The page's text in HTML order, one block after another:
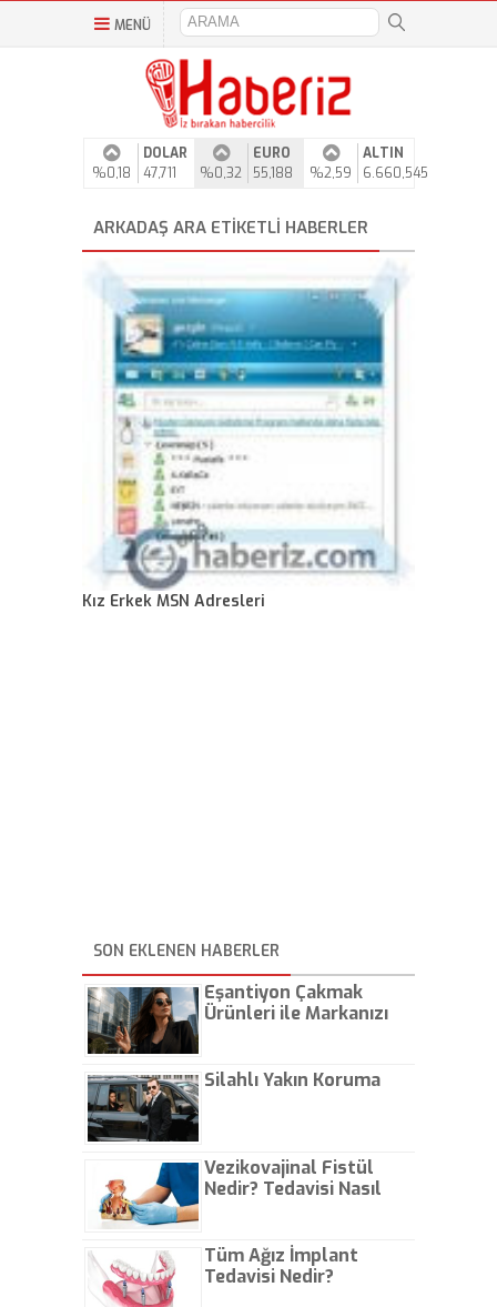
MENÜ
%0,18
DOLAR
47,711
%0,32
EURO
55,188
%2,59
ALTIN
6.660,545
ARKADAŞ ARA ETIKETLI HABERLER
Kız Erkek MSN Adresleri
SON EKLENEN HABERLER
Eşantiyon Çakmak
Ürünleri ile Markanızı
Silahlı Yakın Koruma
Vezikovajinal Fistül
Nedir? Tedavisi Nasıl
Tüm Ağız İmplant
Tedavisi Nedir?